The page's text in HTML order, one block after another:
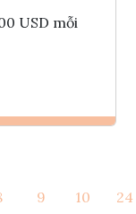
USD mỗi
9 10 24